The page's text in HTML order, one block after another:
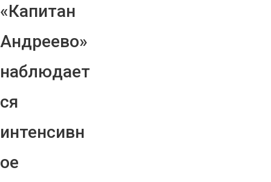
«Капитан
Андреево»
наблюдает
ся
интенсивн
ое